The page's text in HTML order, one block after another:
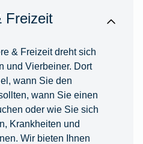
Freizeit
& Freizeit dreht sich
und Vierbeiner. Dort
wann Sie den
wann Sie einen
oder wie Sie sich
Krankheiten und
Wir bieten Ihnen